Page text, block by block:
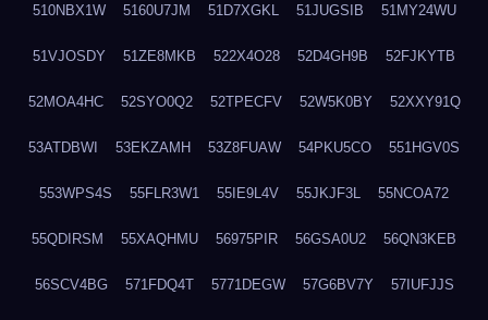
510NBX1W 5160U7JM 51D7XGKL 51JUGSIB 51MY24WU
51VJOSDY 51ZE8MKB 522X4O28 52D4GH9B 52FJKYTB
52MOA4HC 52SYO0Q2 52TPECFV 52W5K0BY 52XXY91Q
53ATDBWI 53EKZAMH 53Z8FUAW 54PKU5CO 551HGV0S
553WPS4S 55FLR3W1 55IE9L4V 55JKJF3L 55NCOA72
55QDIRSM 55XAQHMU 56975PIR 56GSA0U2 56QN3KEB
56SCV4BG 571FDQ4T 5771DEGW 57G6BV7Y 57IUFJJS